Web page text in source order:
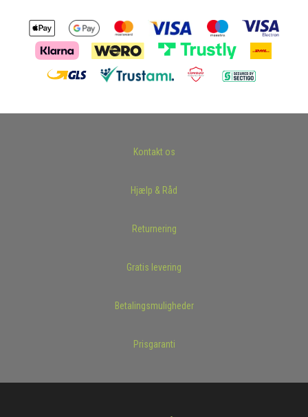
Kontakt os
Hjælp & Råd
Returnering
Gratis levering
Betalingsmuligheder
Prisgaranti